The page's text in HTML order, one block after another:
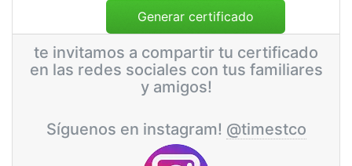
te invitamos a compartir tu certificado
en las redes sociales con tus familiares
y amigos!
Síguenos en instagram! @timestco